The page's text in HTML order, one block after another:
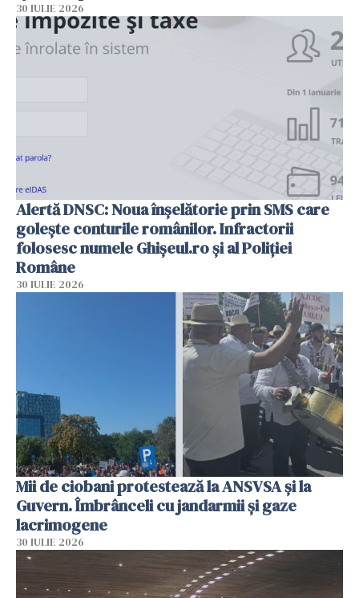
30 IULIE 2026
Alertă DNSC: Noua înșelătorie prin SMS care
golește conturile românilor. Infractorii
folosesc numele Ghișeul.ro și al Poliției
Române
30 IULIE 2026
Mii de ciobani protestează la ANSVSA și la
Guvern. Îmbrânceli cu jandarmii și gaze
lacrimogene
30 IULIE 2026